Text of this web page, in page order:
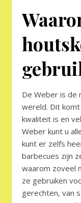
De Weber is de
wereld. Dit
kwaliteit is en
Weber kunt u
kunt er zelfs
barbecues zijn
waarom zoveel
ze gebruiken
gerechten, van